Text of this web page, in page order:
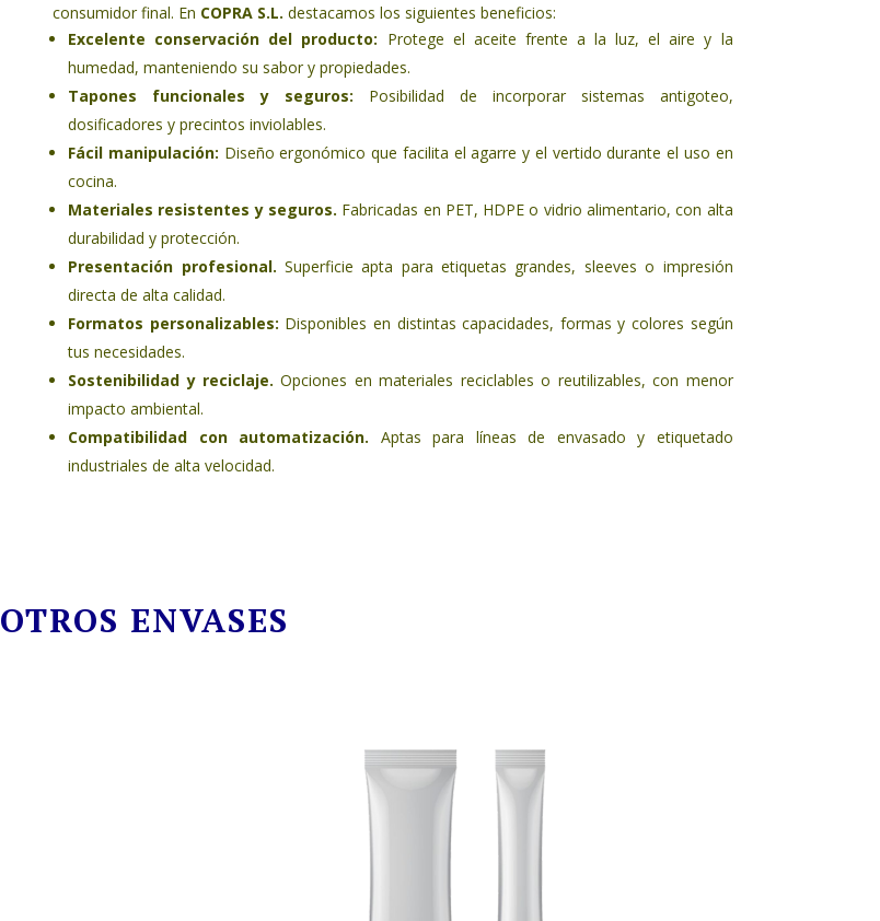
consumidor final. En COPRA S.L. destacamos los siguientes beneficios:
Excelente conservación del producto: Protege el aceite frente a la luz, el aire y la
humedad, manteniendo su sabor y propiedades.
Tapones funcionales y seguros: Posibilidad de incorporar sistemas antigoteo,
dosificadores y precintos inviolables.
Fácil manipulación: Diseño ergonómico que facilita el agarre y el vertido durante el uso en
cocina.
Materiales resistentes y seguros. Fabricadas en PET, HDPE o vidrio alimentario, con alta
durabilidad y protección.
Presentación profesional. Superficie apta para etiquetas grandes, sleeves o impresión
directa de alta calidad.
Formatos personalizables: Disponibles en distintas capacidades, formas y colores según
tus necesidades.
Sostenibilidad y reciclaje.Opciones en materiales reciclables o reutilizables, con menor
impacto ambiental.
Compatibilidad con automatización. Aptas para líneas de envasado y etiquetado
industriales de alta velocidad.
OTROS ENVASES